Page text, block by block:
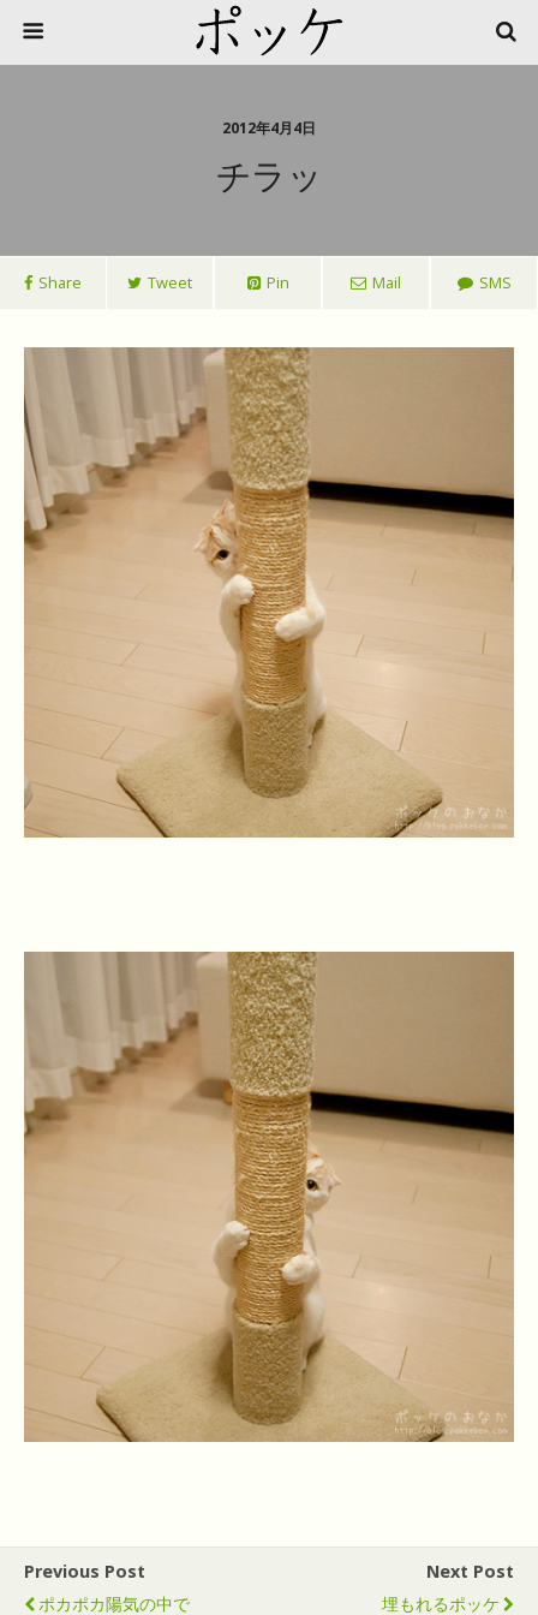
2012年4月4日
チラッ
Share Tweet Pin Mail SMS
Previous Post
ポカポカ陽気の中で
Next Post
埋もれるポッケ